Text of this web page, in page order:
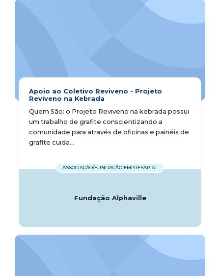
Apoio ao Coletivo Reviveno - Projeto
Reviveno na Kebrada
Quem São: o Projeto Reviveno na kebrada possui
um trabalho de grafite conscientizando a
comunidade para através de oficinas e painéis de
grafite cuida...
ASSOCIAÇÃO/FUNDAÇÃO EMPRESARIAL
Fundação Alphaville